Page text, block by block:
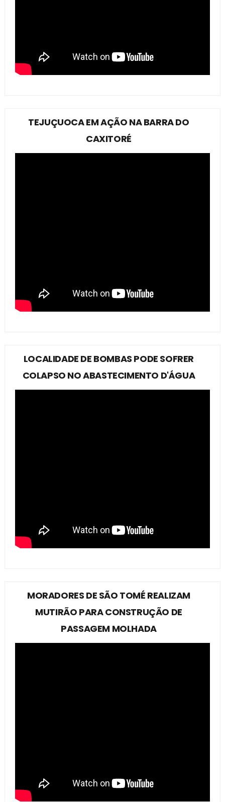
TEJUÇUOCA EM AÇÃO NA BARRA DO
CAXITORÉ
LOCALIDADE DE BOMBAS PODE SOFRER
COLAPSO NO ABASTECIMENTO D'ÁGUA
MORADORES DE SÃO TOMÉ REALIZAM
MUTIRÃO PARA CONSTRUÇÃO DE
PASSAGEM MOLHADA